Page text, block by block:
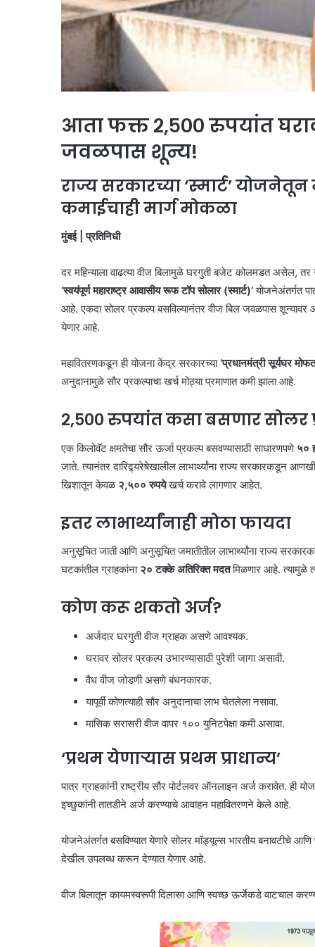
आता फक्त २,५०० रुपयांत
जवळपास शून्य!
राज्य सरकारच्या ‘स्मार्ट’
कमाईचाही मार्ग मोकळा
मुंबई | प्रतिनिधी
दर महिन्याला वाढत्या वीज बिलामुळे घरगुती बजेट कोलमडत असेल, तर
‘स्वयंपूर्ण महाराष्ट्र आवासीय रूफ टॉप सोलार (स्मार्ट)’योजनेअंतर्गत
आहे. एकदा सोलर प्रकल्प बसविल्यानंतर वीज बिल जवळपास शून्यावर
येणार आहे.
महावितरणकडून ही योजना केंद्र सरकारच्या‘प्रधानमंत्री सूर्यघर
अनुदानामुळे सौर प्रकल्पाचा खर्च मोठ्या प्रमाणात कमी झाला आहे.
२,५०० रुपयांत कसा बसणार सोलर
एक किलोवॅट क्षमतेचा सौर ऊर्जा प्रकल्प बसवण्यासाठी साधारणपणे ५०
जाते. त्यानंतर दारिद्र्यरेषेखालील लाभार्थ्यांना राज्य सरकारकडून
खिशातून केवळ २,५०० रुपयेखर्च करावे लागणार आहेत.
इतर लाभार्थ्यांनाही मोठा फायदा
अनुसूचित जाती आणि अनुसूचित जमातीतील लाभार्थ्यांना राज्य
घटकांतील ग्राहकांना २० टक्के अतिरिक्त मदतमिळणार आहे. त्यामुळे
कोण करू शकतो अर्ज?
अर्जदार घरगुती वीज ग्राहक असणे आवश्यक.
घरावर सोलर प्रकल्प उभारण्यासाठी पुरेशी जागा असावी.
वैध वीज जोडणी असणे बंधनकारक.
यापूर्वी कोणत्याही सौर अनुदानाचा लाभ घेतलेला नसावा.
मासिक सरासरी वीज वापर १०० युनिटपेक्षा कमी असावा.
‘प्रथम येणाऱ्यास प्रथम प्राधान्य’
पात्र ग्राहकांनी राष्ट्रीय सौर पोर्टलवर ऑनलाइन अर्ज करावेत. ही
इच्छुकांनी तातडीने अर्ज करण्याचे आवाहन महावितरणने केले आहे.
योजनेअंतर्गत बसविण्यात येणारे सोलर मॉड्यूल्स भारतीय बनावटीचे
देखील उपलब्ध करून देण्यात येणार आहे.
वीज बिलातून कायमस्वरूपी दिलासा आणि स्वच्छ ऊर्जेकडे वाटचाल